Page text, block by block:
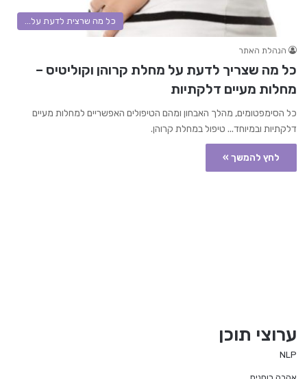
כל מה שרצית לדעת על...
הנהלת האתר
כל מה שצריך לדעת על מחלת קרוהן וקוליטיס –
מחלות מעיים דלקתיות
כל הסימפטומים, מהלך האבחון ומהם הטיפולים האפשריים למחלות מעיים
דלקתיות ובמיוחד... טיפול במחלת קרוהן.
לחץ להמשך »
ערוצי תוכן
NLP